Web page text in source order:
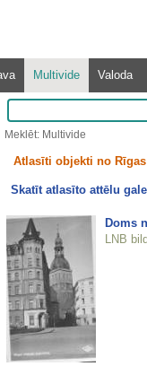
Multivide Valoda
Meklēt: Multivide
Atlasīti objekti no
Skatīt atlasīto attēlu
Doms
LNB